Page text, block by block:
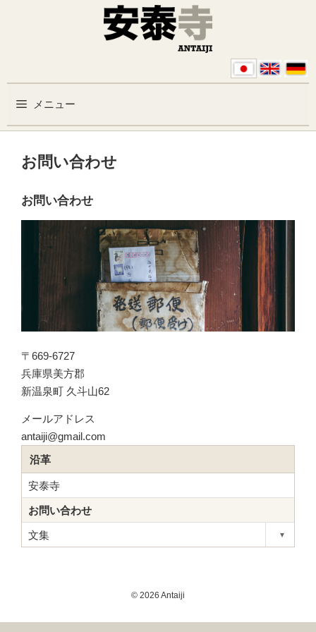
コンテンツへスキップ
メニュー
お問い合わせ
お問い合わせ
〒669-6727
兵庫県美方郡
新温泉町 久斗山62
メールアドレス
antaiji@gmail.com
沿革
安泰寺
お問い合わせ
文集 ▾
© 2026 Antaiji